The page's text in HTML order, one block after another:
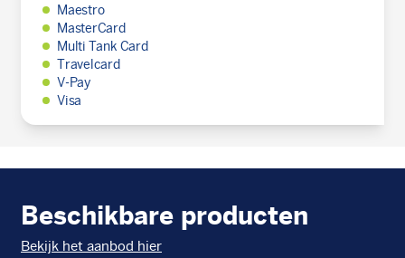
Maestro
MasterCard
Multi Tank Card
Travelcard
V-Pay
Visa
Beschikbare producten
Bekijk het aanbod hier